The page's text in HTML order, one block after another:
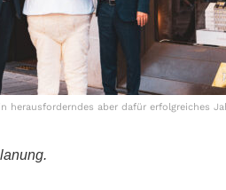
herausforderndes aber dafür erfolgreiches